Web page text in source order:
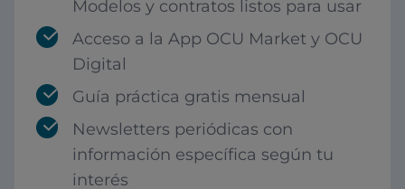
Modelos y contratos listos para usar
Acceso a la App OCU Market y OCU
Digital
Guía práctica gratis mensual
Newsletters periódicas con
información específica según tu
interés